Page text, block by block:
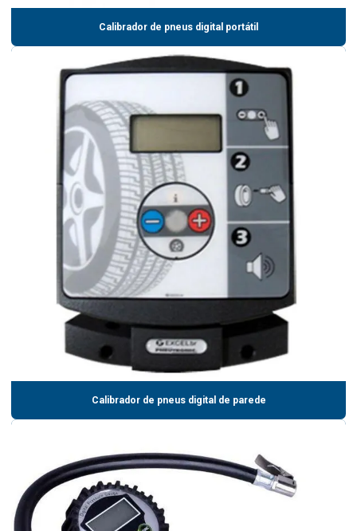
Calibrador de pneus digital portátil
Calibrador de pneus digital de parede